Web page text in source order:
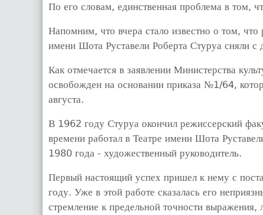
По его словам, единственная проблема в том,
Напомним, что вчера стало известно о том, что
имени Шота Руставели Роберта Стуруа сняли с
Как отмечается в заявлении Министерства
освобожден на основании приказа №1/64,
августа.
В 1962 году Стуруа окончил режиссерский
времени работал в Театре имени Шота
1980 года - художественный руководитель.
Первый настоящий успех пришел к нему с
году. Уже в этой работе сказалась его
стремление к предельной точности